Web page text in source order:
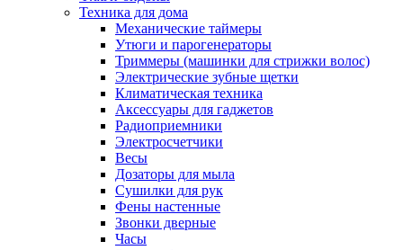
Техника для дома
Механические таймеры
Утюги и парогенераторы
Триммеры (машинки для стрижки волос)
Электрические зубные щетки
Климатическая техника
Аксессуары для гаджетов
Радиоприемники
Электросчетчики
Весы
Дозаторы для мыла
Сушилки для рук
Фены настенные
Звонки дверные
Часы